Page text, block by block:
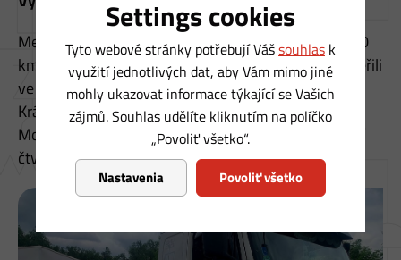
Meteorologové varovali před nárazy větru kolem 80
km/h, přičemž nejvyšší hodnotu – 89 km/h – naměřili
ve Šternberku. Výstraha, která se týká
Královéhradeckého, Olomouckého a
Moravskoslezského kraje, by měla skončit během
čtvrtečního dopoledne.
Settings cookies
Tyto webové stránky potřebují Vášsouhlas k
využití jednotlivých dat, aby Vám mimo jiné
mohly ukazovat informace týkající se Vašich
zájmů. Souhlas udělíte kliknutím na políčko
„Povoliť všetko“.
Nastavenia Povoliť všetko